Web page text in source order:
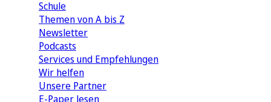
Schule
Themen von A bis Z
Newsletter
Podcasts
Services und Empfehlungen
Wir helfen
Unsere Partner
E-Paper lesen